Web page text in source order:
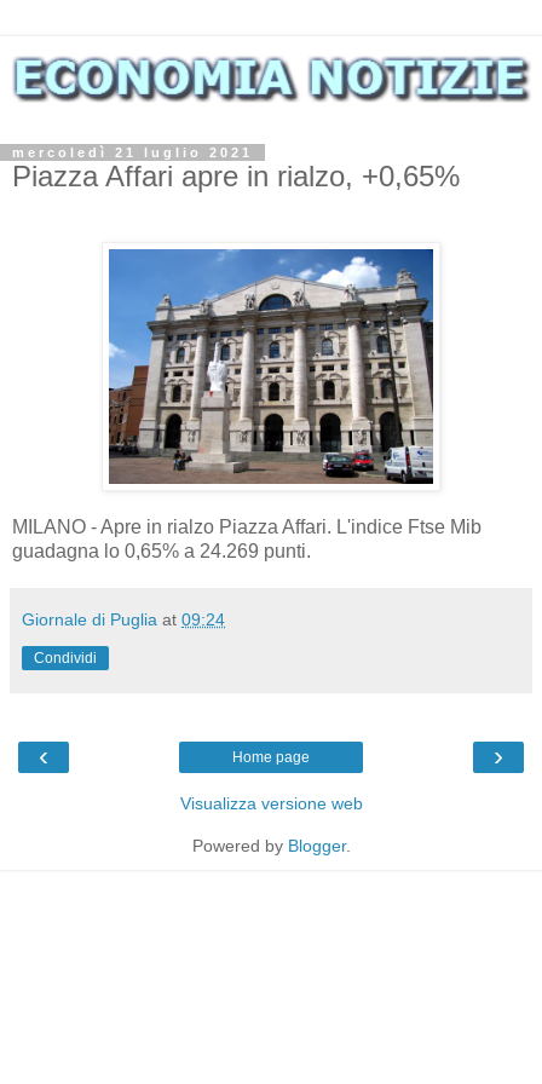
mercoledì 21 luglio 2021
Piazza Affari apre in rialzo, +0,65%
MILANO - Apre in rialzo Piazza Affari. L'indice Ftse Mib
guadagna lo 0,65% a 24.269 punti.
Giornale di Puglia at 09:24
Condividi
‹ ›
Home page
Visualizza versione web
Powered by Blogger.